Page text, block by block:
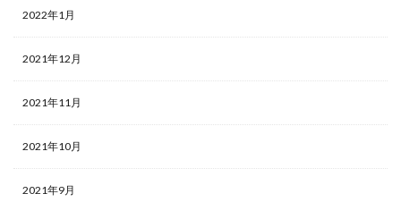
2022年1月
2021年12月
2021年11月
2021年10月
2021年9月